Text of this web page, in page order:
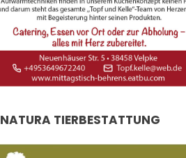
NATURA TIERBESTATTUNG